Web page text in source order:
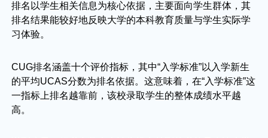
排名以学生相关信息为核心依据，主要面向学生群体，其
排名结果能较好地反映大学的本科教育质量与学生实际学
习体验。
CUG排名涵盖十个评价指标，其中“入学标准”以入学新生
的平均UCAS分数为排名依据。这意味着，在“入学标准”这
一指标上排名越靠前，该校录取学生的整体成绩水平越
高。